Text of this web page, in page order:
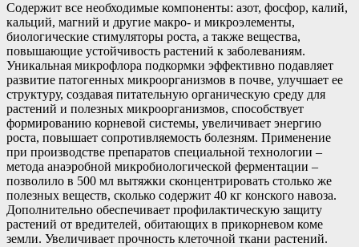
Содержит все необходимые компоненты: азот, фосфор, калий,
кальций, магний и другие макро- и микроэлементы,
биологические стимуляторы роста, а также вещества,
повышающие устойчивость растений к заболеваниям.
Уникальная микрофлора подкормки эффективно подавляет
развитие патогенных микроорганизмов в почве, улучшает ее
структуру, создавая питательную органическую среду для
растений и полезных микроорганизмов, способствует
формированию корневой системы, увеличивает энергию
роста, повышает сопротивляемость болезням. Применение
при производстве препаратов специальной технологии –
метода анаэробной микробиологической ферментации –
позволило в 500 мл вытяжки сконцентрировать столько же
полезных веществ, сколько содержит 40 кг конского навоза.
Дополнительно обеспечивает профилактическую защиту
растений от вредителей, обитающих в прикорневом коме
земли. Увеличивает прочность клеточной ткани растений.